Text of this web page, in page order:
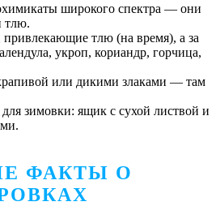
широкого спектра — они
тлю.
привлекающие тлю (на время), а за
укроп, кориандр, горчица,
или дикими злаками — там
зимовки: ящик с сухой листвой и
ФАКТЫ О